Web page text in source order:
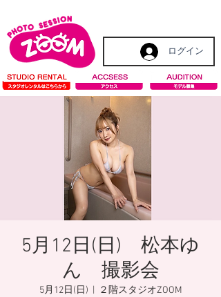
ログイン
5月12日(日) 松本ゆ
ん 撮影会
5月12日(日) ２階スタジオZOOM